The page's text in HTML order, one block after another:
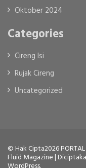
Oktober 2024
Categories
Cireng Isi
Rujak Cireng
Uncategorized
© Hak Cipta2026
Fluid Magazine |